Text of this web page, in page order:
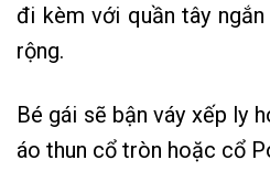
đi kèm với quần tây
rộng.
Bé gái sẽ bận váy xếp ly
áo thun cổ tròn hoặc cổ